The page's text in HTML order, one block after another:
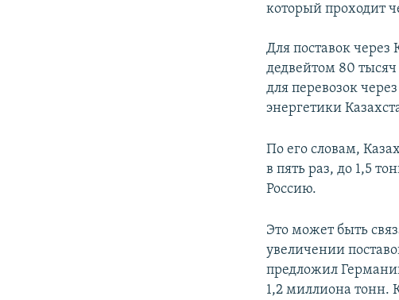
который проходит
Для поставок через
дедвейтом 80
для перевозок
энергетики
По его словам,
в пять раз, до 1,5
Россию.
Это может быть
увеличении
предложил
1,2 миллиона тонн.